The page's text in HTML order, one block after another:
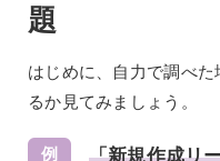
題
はじめに、自力で調べ
るか見てみましょう。
例
「新規作成リ